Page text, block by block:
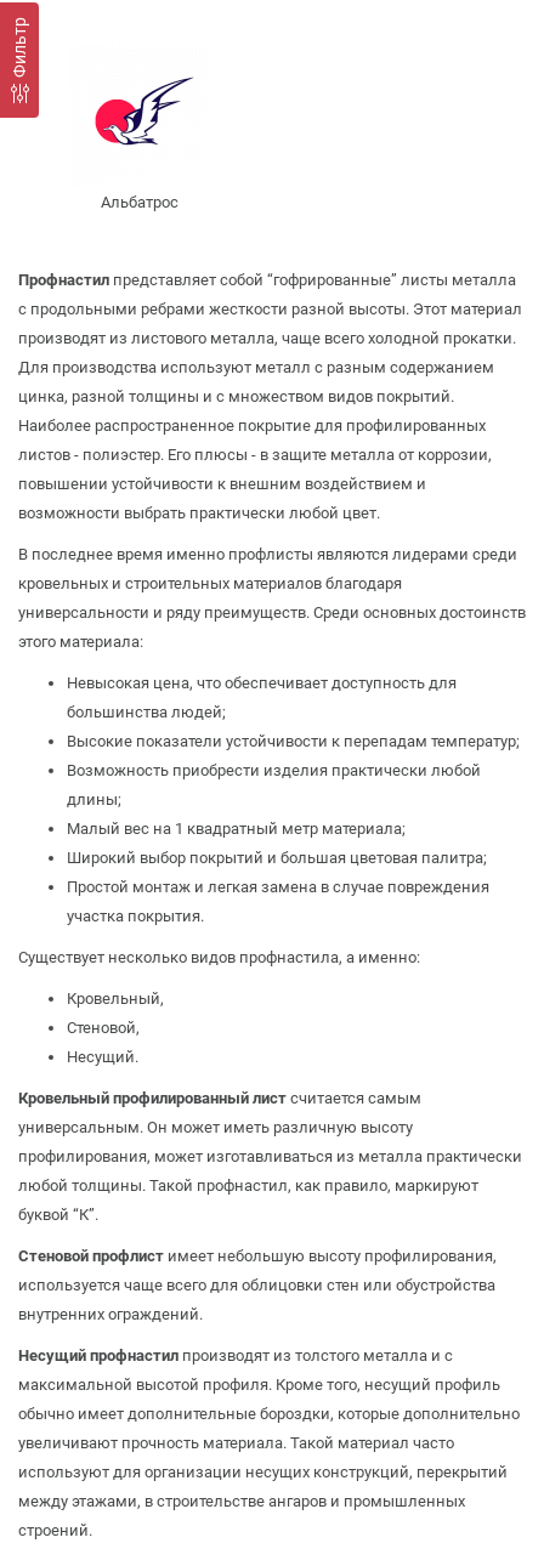
Фильтр
Альбатрос
Профнастил представляет собой “гофрированные” листы металла
с продольными ребрами жесткости разной высоты. Этот материал
производят из листового металла, чаще всего холодной прокатки.
Для производства используют металл с разным содержанием
цинка, разной толщины и с множеством видов покрытий.
Наиболее распространенное покрытие для профилированных
листов - полиэстер. Его плюсы - в защите металла от коррозии,
повышении устойчивости к внешним воздействием и
возможности выбрать практически любой цвет.
В последнее время именно профлисты являются лидерами среди
кровельных и строительных материалов благодаря
универсальности и ряду преимуществ. Среди основных достоинств
этого материала:
Невысокая цена, что обеспечивает доступность для
большинства людей;
Высокие показатели устойчивости к перепадам температур;
Возможность приобрести изделия практически любой
длины;
Малый вес на 1 квадратный метр материала;
Широкий выбор покрытий и большая цветовая палитра;
Простой монтаж и легкая замена в случае повреждения
участка покрытия.
Существует несколько видов профнастила, а именно:
Кровельный,
Стеновой,
Несущий.
Кровельный профилированный лист считается самым
универсальным. Он может иметь различную высоту
профилирования, может изготавливаться из металла практически
любой толщины. Такой профнастил, как правило, маркируют
буквой “К”.
Стеновой профлист имеет небольшую высоту профилирования,
используется чаще всего для облицовки стен или обустройства
внутренних ограждений.
Несущий профнастил производят из толстого металла и с
максимальной высотой профиля. Кроме того, несущий профиль
обычно имеет дополнительные бороздки, которые дополнительно
увеличивают прочность материала. Такой материал часто
используют для организации несущих конструкций, перекрытий
между этажами, в строительстве ангаров и промышленных
строений.